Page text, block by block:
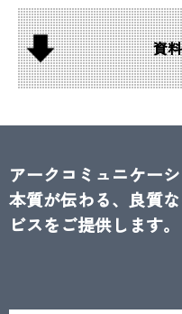
資
アークコミュニケー
本質が伝わる、良質
ビスをご提供します